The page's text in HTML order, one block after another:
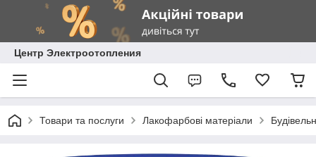
Центр Электроотопления
Товари та послуги Лакофарбові матеріали